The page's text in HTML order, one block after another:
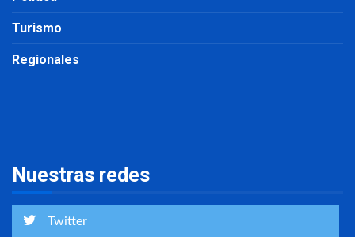
Turismo
Regionales
Nuestras redes
Twitter